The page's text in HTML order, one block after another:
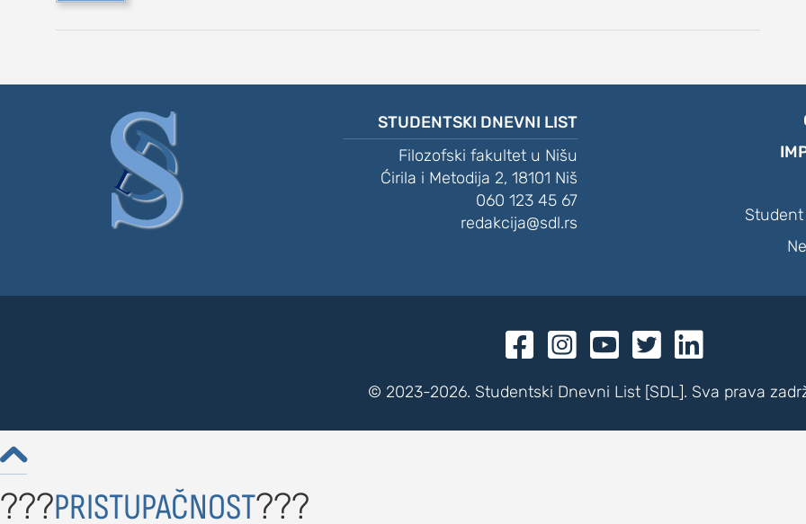
STUDENTSKI DNEVNI LIST
Filozofski fakultet u Nišu
Ćirila i Metodija 2, 18101 Niš
060 123 45 67
redakcija@sdl.rs
    
© 2023-2026. Studentski Dnevni List [SDL]. Sva prava

???PRISTUPAČNOST???